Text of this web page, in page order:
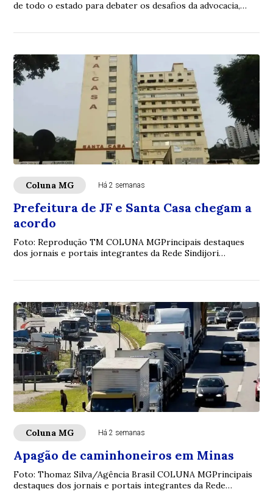
de todo o estado para debater os desafios da advocacia,
Coluna MG Há 2 semanas
Prefeitura de JF e Santa Casa chegam a
acordo
Foto: Reprodução TM COLUNA MGPrincipais destaques
dos jornais e portais integrantes da Rede Sindijori
Coluna MG Há 2 semanas
Apagão de caminhoneiros em Minas
Foto: Thomaz Silva/Agência Brasil COLUNA MGPrincipais
destaques dos jornais e portais integrantes da Rede